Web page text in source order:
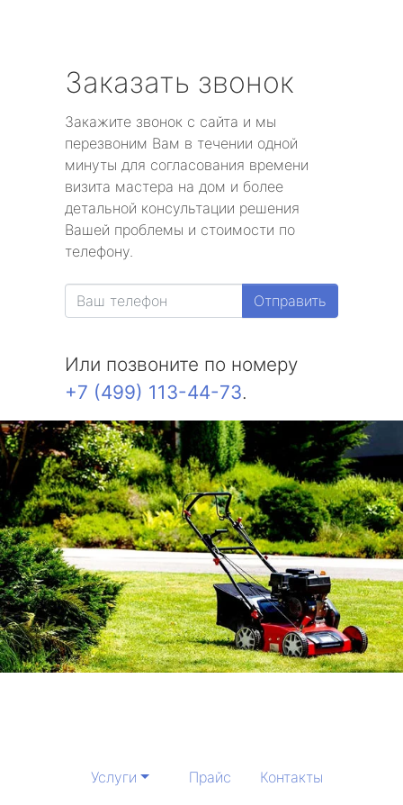
Заказать звонок
Закажите звонок с сайта и мы
перезвоним Вам в течении одной
минуты для согласования времени
визита мастера на дом и более
детальной консультации решения
Вашей проблемы и стоимости по
телефону.
Отправить
Или позвоните по номеру
+7 (499) 113-44-73.
Услуги Прайс
Контакты